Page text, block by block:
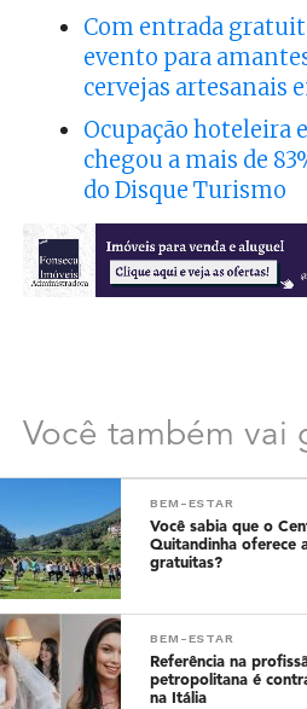
Com entrada
evento para
cervejas artesanais
Ocupação hoteleira
chegou a mais de
do Disque Turismo
Você também vai
BEM-ESTAR
Você sabia que o
Quitandinha oferece
gratuitas?
BEM-ESTAR
Referência na
petropolitana é
na Itália